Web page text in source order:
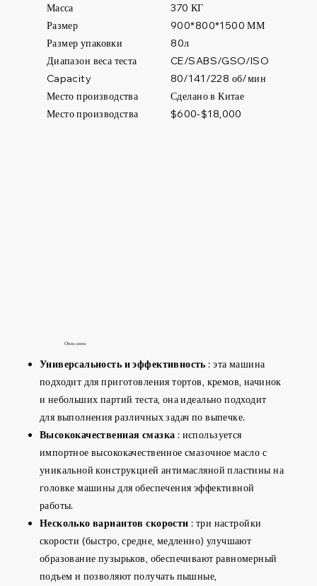
Масса
900*800*1500 ММ
Размер упаковки
Размер
Capacity
Диапазон веса теста CE/SABS/GSO/ISO
Сделано в Китае
Место производства
Место производства
370 КГ
80л
80/141/228 об/мин
$600-$18,000
Универсальность и эффективность : эта машина
подходит для приготовления тортов, кремов, начинок
и небольших партий теста, она идеально подходит
для выполнения различных задач по выпечке.
Высококачественная смазка : используется
импортное высококачественное смазочное масло с
уникальной конструкцией антимасляной пластины на
головке машины для обеспечения эффективной
работы.
Несколько вариантов скорости : три настройки
скорости (быстро, средне, медленно) улучшают
образование пузырьков, обеспечивают равномерный
подъем и позволяют получать пышные,
Описание